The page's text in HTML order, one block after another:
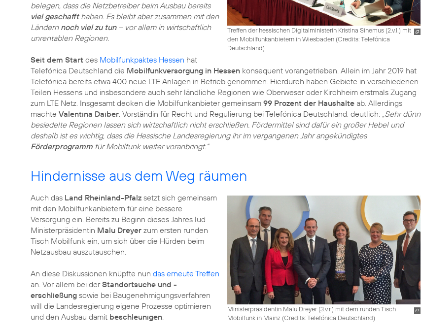
Treffen der hessischen Digitalministerin Kristina Sinemus (2.v.l.) mit
den Mobilfunkanbietern in Wiesbaden (Credits: Telefónica
Deutschland)
belegen, dass die Netzbetreiber beim Ausbau bereits
viel geschaffthaben. Es bleibt aber zusammen mit den
Ländern noch viel zu tun– vor allem in wirtschaftlich
unrentablen Regionen.
Seit dem Start des Mobilfunkpaktes Hessen hat
Telefónica Deutschland die Mobilfunkversorgung in Hessen konsequent vorangetrieben. Allein im Jahr 2019 hat
Telefónica bereits etwa 400 neue LTE Anlagen in Betrieb genommen. Hierdurch haben Gebiete in verschiedenen
Teilen Hessens und insbesondere auch sehr ländliche Regionen wie Oberweser oder Kirchheim erstmals Zugang
zum LTE Netz. Insgesamt decken die Mobilfunkanbieter gemeinsam 99 Prozent der Haushalte ab. Allerdings
machte Valentina Daiber, Vorständin für Recht und Regulierung bei Telefónica Deutschland, deutlich: „Sehr dünn
besiedelte Regionen lassen sich wirtschaftlich nicht erschließen. Fördermittel sind dafür ein großer Hebel und
deshalb ist es wichtig, dass die Hessische Landesregierung ihr im vergangenen Jahr angekündigtes
Förderprogramm für Mobilfunk weiter voranbringt.“
Hindernisse aus dem Weg räumen
Ministerpräsidentin Malu Dreyer (3.v.r.) mit dem runden Tisch
Mobilfunk in Mainz (Credits: Telefónica Deutschland)
Auch das Land Rheinland-Pfalz setzt sich gemeinsam
mit den Mobilfunkanbietern für eine bessere
Versorgung ein. Bereits zu Beginn dieses Jahres lud
Ministerpräsidentin Malu Dreyer zum ersten runden
Tisch Mobilfunk ein, um sich über die Hürden beim
Netzausbau auszutauschen.
An diese Diskussionen knüpfte nun das erneute Treffen
an. Vor allem bei derStandortsuche und -
erschließung sowie bei Baugenehmigungsverfahren
will die Landesregierung eigene Prozesse optimieren
und den Ausbau damit beschleunigen.